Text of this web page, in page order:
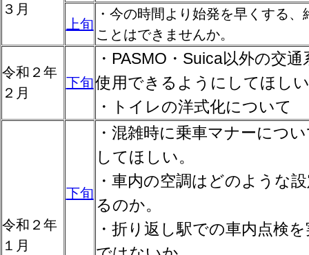
３月
上旬
・今の時間より始発を早くする
ことはできませんか。
令和２年
２月
下旬
・PASMO・Suica以外の交
使用できるようにしてほし
・トイレの洋式化について
令和２年
１月
下旬
・混雑時に乗車マナーにつ
してほしい。
・車内の空調はどのような
るのか。
・折り返し駅での車内点検